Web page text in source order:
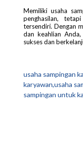
Memiliki usaha
penghasilan,
tersendiri. Dengan
dan keahlian
sukses dan
usaha sampingan
karyawan,usaha
sampingan untuk